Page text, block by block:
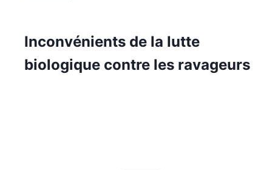
Inconvénients de la lutte
biologique contre les ravageurs